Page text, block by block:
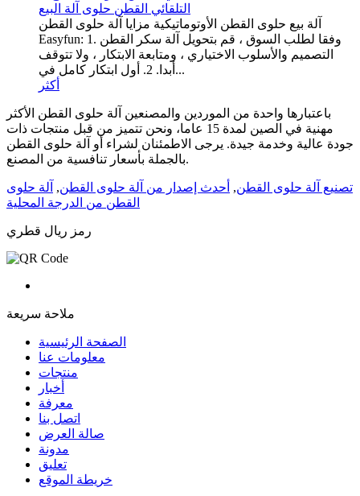
التلقائي القطن حلوى آلة البيع
آلة بيع حلوى القطن الأوتوماتيكية مزايا آلة حلوى القطن
Easyfun: 1. وفقا لطلب السوق ، قم بتحويل آلة سكر القطن
التصميم والأسلوب الاختياري ، ومتابعة الابتكار ، ولا تتوقف
أبدا. 2. أول ابتكار كامل في...
أكثر
باعتبارها واحدة من الموردين والمصنعين آلة حلوى القطن الأكثر
مهنية في الصين لمدة 15 عاما، ونحن تتميز من قبل منتجات ذات
جودة عالية وخدمة جيدة. يرجى الاطمئنان لشراء أو آلة حلوى القطن
بالجملة بأسعار تنافسية من المصنع.
تصنيع آلة حلوى القطن, أحدث إصدار من آلة حلوى القطن, آلة حلوى
القطن من الدرجة المحلية
رمز ريال قطري
ملاحة سريعة
الصفحة الرئيسية
معلومات عنا
منتجات
أخبار
معرفة
اتصل بنا
صالة العرض
مدونة
تعليق
خريطة الموقع